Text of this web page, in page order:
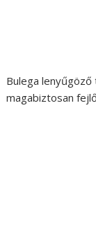
Bulega
magabiztosan